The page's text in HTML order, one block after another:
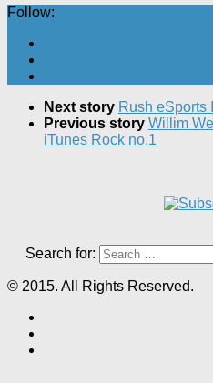
Follow:
Next story Rush eSports
Previous story Willim
iTunes Rock no.1
Search for:
© 2015. All Rights Reserved.